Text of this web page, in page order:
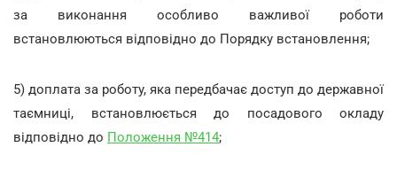
за виконання особливо важливої роботи
встановлюються відповідно до Порядку встановлення;
5) доплата за роботу, яка передбачає доступ до державної
таємниці, встановлюється до посадового окладу
відповідно до Положення №414;